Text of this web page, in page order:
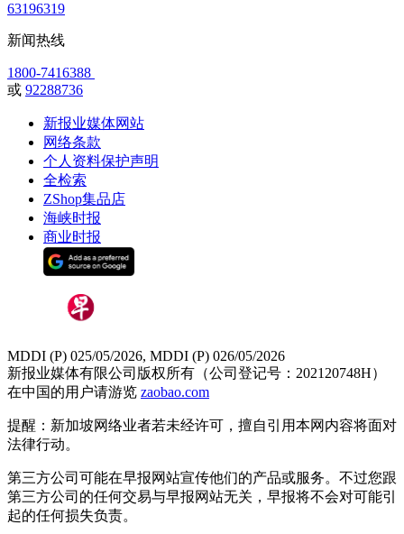
63196319
新闻热线
1800-7416388
或 92288736
新报业媒体网站
网络条款
个人资料保护声明
全检索
ZShop集品店
海峡时报
商业时报
MDDI (P) 025/05/2026, MDDI (P) 026/05/2026
新报业媒体有限公司版权所有（公司登记号：202120748H）
在中国的用户请游览 zaobao.com
提醒：新加坡网络业者若未经许可，擅自引用本网内容将面对
法律行动。
第三方公司可能在早报网站宣传他们的产品或服务。不过您跟
第三方公司的任何交易与早报网站无关，早报将不会对可能引
起的任何损失负责。